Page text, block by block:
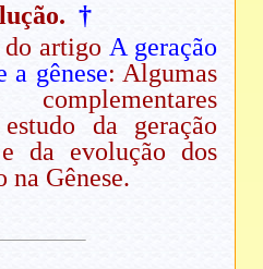
†
artigo A geração
a gênese: Algumas
complementares
da geração
e da evolução dos
na Gênese.